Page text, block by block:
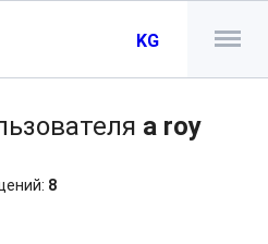
KG
a roy
8